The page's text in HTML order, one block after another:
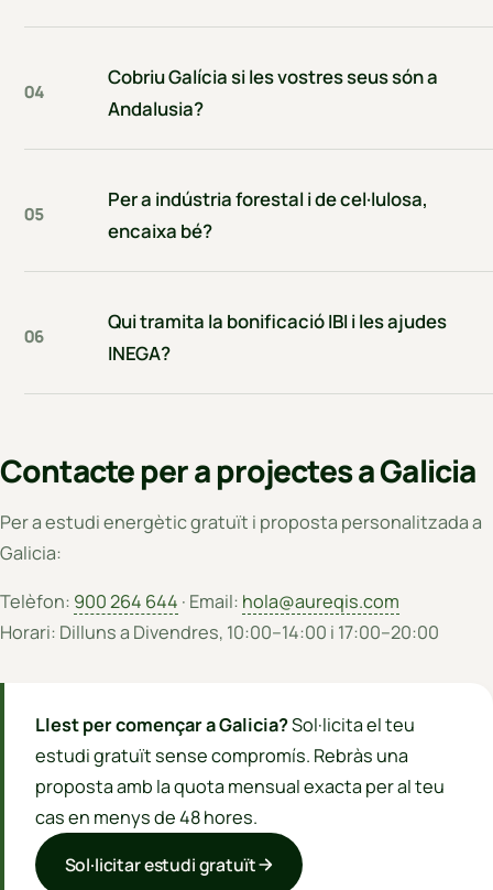
04
Cobriu Galícia si les vostres seus són a
Andalusia?
05
Per a indústria forestal i de cel·lulosa,
encaixa bé?
06
Qui tramita la bonificació IBI i les ajudes
INEGA?
Contacte per a projectes a Galicia
Per a estudi energètic gratuït i proposta personalitzada a
Galicia:
Telèfon: 900 264 644 · Email: hola@aureqis.com
Horari: Dilluns a Divendres, 10:00–14:00 i 17:00–20:00
Llest per començar a Galicia?Sol·licita el teu
estudi gratuït sense compromís. Rebràs una
proposta amb la quota mensual exacta per al teu
cas en menys de 48 hores.
Sol·licitar estudi gratuït